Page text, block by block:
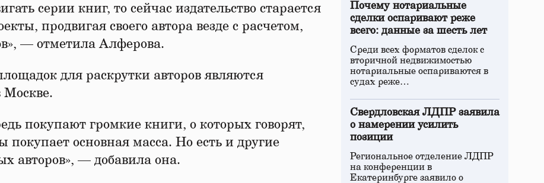
серии книг, то сейчас издательство старается
продвигая своего автора везде с расчетом,
— отметила Алферова.
для раскрутки авторов являются
покупают громкие книги, о которых говорят,
основная масса. Но есть и другие
авторов», — добавила она.
Почему нотариальные
сделки оспаривают реже
всего: данные за шесть лет
Среди всех форматов сделок с
вторичной недвижимостью
нотариальные оспариваются в
судах реже…
Свердловская ЛДПР заявила
о намерении усилить
позиции
Региональное отделение ЛДПР
на конференции в
Екатеринбурге заявило о